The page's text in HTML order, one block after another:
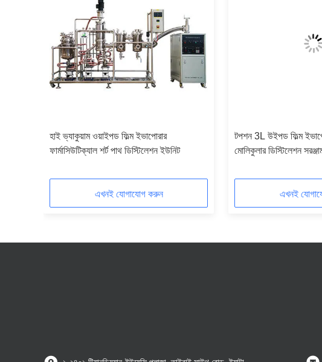
হাই ভ্যাকুয়াম ওয়াইপড ফিল্ম ইভাপোরার
ফার্মাসিউটিক্যাল শর্ট পাথ ডিস্টিলেশন ইউনিট
এখনই যোগাযোগ করুন
টপশন 3L উইপড ফিল্ম
মোলিকুলার ডিস্টিলেশন
এখনই